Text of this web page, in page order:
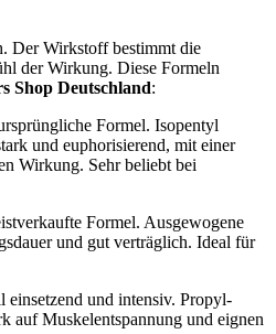
Der Wirkstoff bestimmt die
der Wirkung. Diese Formeln
Shop Deutschland:
Formel. Isopentyl
und euphorisierend, mit einer
Wirkung. Sehr beliebt bei
Formel. Ausgewogene
und gut verträglich. Ideal für
einsetzend und intensiv. Propyl-
auf Muskelentspannung und eignen